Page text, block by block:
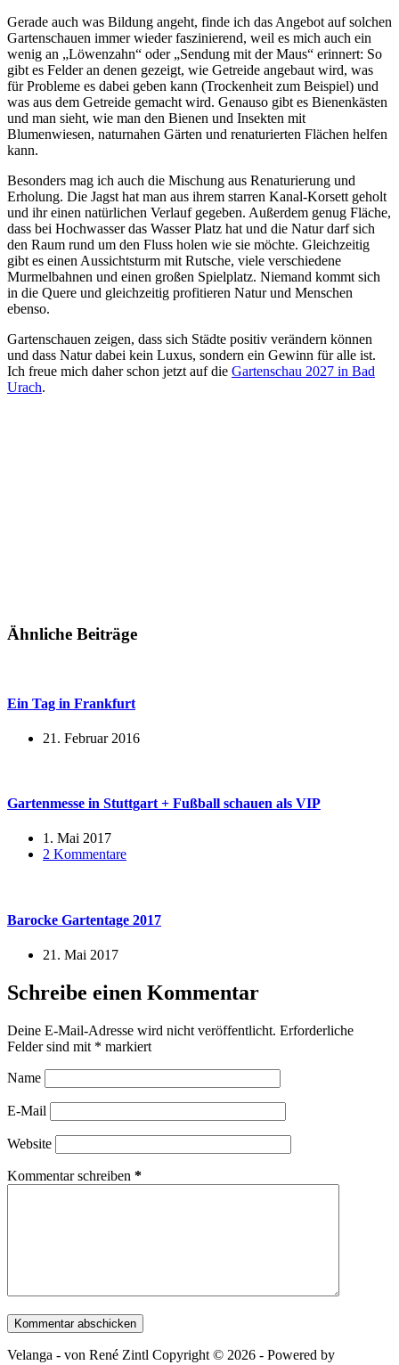
Gerade auch was Bildung angeht, finde ich das Angebot auf solchen
Gartenschauen immer wieder faszinierend, weil es mich auch ein
wenig an „Löwenzahn“ oder „Sendung mit der Maus“ erinnert: So
gibt es Felder an denen gezeigt, wie Getreide angebaut wird, was
für Probleme es dabei geben kann (Trockenheit zum Beispiel) und
was aus dem Getreide gemacht wird. Genauso gibt es Bienenkästen
und man sieht, wie man den Bienen und Insekten mit
Blumenwiesen, naturnahen Gärten und renaturierten Flächen helfen
kann.
Besonders mag ich auch die Mischung aus Renaturierung und
Erholung. Die Jagst hat man aus ihrem starren Kanal-Korsett geholt
und ihr einen natürlichen Verlauf gegeben. Außerdem genug Fläche,
dass bei Hochwasser das Wasser Platz hat und die Natur darf sich
den Raum rund um den Fluss holen wie sie möchte. Gleichzeitig
gibt es einen Aussichtsturm mit Rutsche, viele verschiedene
Murmelbahnen und einen großen Spielplatz. Niemand kommt sich
in die Quere und gleichzeitig profitieren Natur und Menschen
ebenso.
Gartenschauen zeigen, dass sich Städte positiv verändern können
und dass Natur dabei kein Luxus, sondern ein Gewinn für alle ist.
Ich freue mich daher schon jetzt auf die Gartenschau 2027 in Bad
Urach.
Ähnliche Beiträge
Ein Tag in Frankfurt
21. Februar 2016
Gartenmesse in Stuttgart + Fußball schauen als VIP
1. Mai 2017
2 Kommentare
Barocke Gartentage 2017
21. Mai 2017
Schreibe einen Kommentar
Deine E-Mail-Adresse wird nicht veröffentlicht. Erforderliche
Felder sind mit * markiert
Name
E-Mail
Website
Kommentar schreiben *
Kommentar abschicken
Velanga - von René Zintl Copyright © 2026 - Powered by